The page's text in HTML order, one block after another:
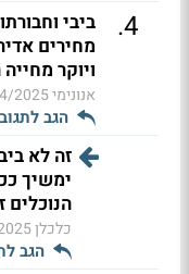
4
.
ביבי
ויוקר מחייה
אנונימי15:38
הגב
ימשיך
כלכלן11:45
הגב